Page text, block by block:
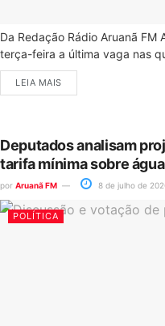
Da Redação Rádio Aruanã FM
terça-feira a última vaga nas
LEIA MAIS
Deputados analisam
tarifa mínima sobre
por Aruanã FM 8 de julho de
POLÍTICA